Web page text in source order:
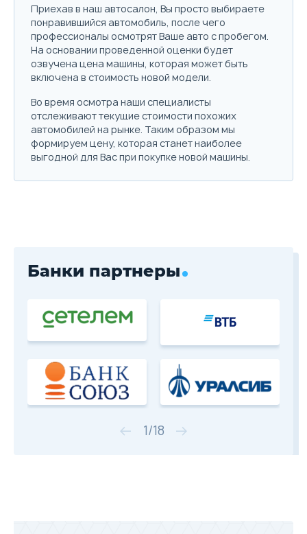
Trade-in
899 000 10 702
Купить в кредит
Trade-in
Забронировать
Параметры
Цена от
959 000
Цена в кредит
11 416
Забронировать
Приехав в наш автосалон, Вы просто выбираете
понравившийся автомобиль, после чего
профессионалы осмотрят Ваше авто с пробегом.
На основании проведенной оценки будет
озвучена цена машины, которая может быть
включена в стоимость новой модели.
Во время осмотра наши специалисты
отслеживают текущие стоимости похожих
автомобилей на рынке. Таким образом мы
формируем цену, которая станет наиболее
выгодной для Вас при покупке новой машины.
Банки партнеры
1/18